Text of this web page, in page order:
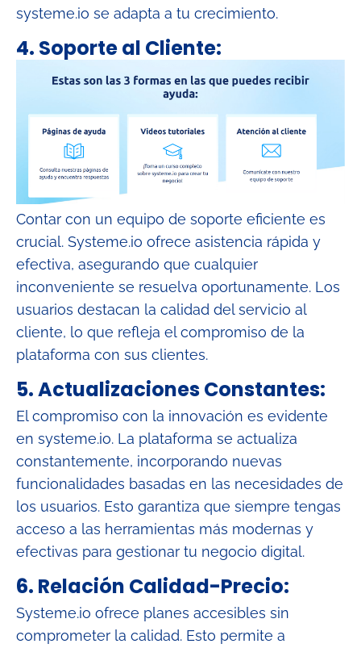
systeme.io se adapta a tu crecimiento.
4. Soporte al Cliente:
Contar con un equipo de soporte eficiente es
crucial. Systeme.io ofrece asistencia rápida y
efectiva, asegurando que cualquier
inconveniente se resuelva oportunamente. Los
usuarios destacan la calidad del servicio al
cliente, lo que refleja el compromiso de la
plataforma con sus clientes.
5. Actualizaciones Constantes:
El compromiso con la innovación es evidente
en systeme.io. La plataforma se actualiza
constantemente, incorporando nuevas
funcionalidades basadas en las necesidades de
los usuarios. Esto garantiza que siempre tengas
acceso a las herramientas más modernas y
efectivas para gestionar tu negocio digital.
6. Relación Calidad-Precio:
Systeme.io ofrece planes accesibles sin
comprometer la calidad. Esto permite a